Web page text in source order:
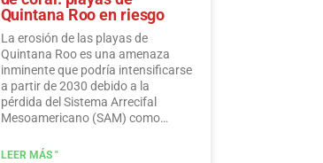
Quintana Roo en riesgo
La erosión de las playas de
Quintana Roo es una amenaza
inminente que podría intensificarse
a partir de 2030 debido a la
pérdida del Sistema Arrecifal
Mesoamericano (SAM) como
advierten expertos.…
LEER MÁS "